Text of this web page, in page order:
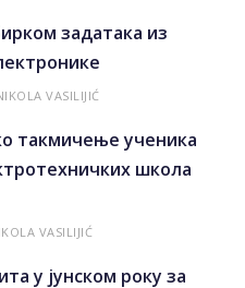
задатака из
VASILIJIĆ
такмичење ученика
школа
VASILIJIĆ
у јунском року за